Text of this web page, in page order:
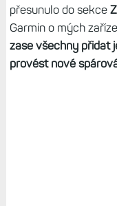
přesunulo do sekce
Garmin o mých
zase všechny přidat
provést nové